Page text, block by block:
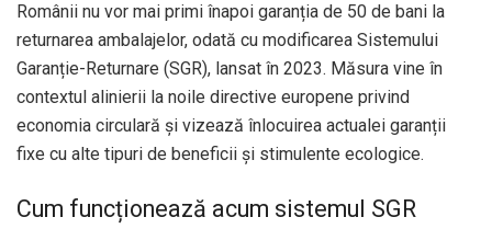
Românii nu vor mai primi înapoi garanția de 50 de bani la
returnarea ambalajelor, odată cu modificarea Sistemului
Garanție-Returnare (SGR), lansat în 2023. Măsura vine în
contextul alinierii la noile directive europene privind
economia circulară și vizează înlocuirea actualei garanții
fixe cu alte tipuri de beneficii și stimulente ecologice.
Cum funcționează acum sistemul SGR